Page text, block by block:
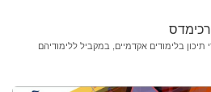
תיכון בלימודים אקדמיים, במקביל ללימודיהם